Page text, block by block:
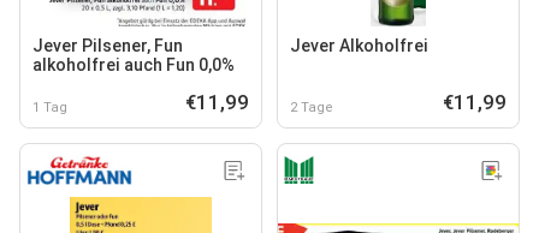
Jever Pilsener, Fun
alkoholfrei auch Fun 0,0%
1 Tag €11,99
Jever Alkoholfrei
2 Tage €11,99